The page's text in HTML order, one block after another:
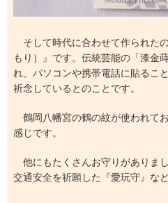
そして時代に合わせて作られた
もり）』です。伝統芸能の「漆金
れ、パソコンや携帯電話に貼るこ
祈念しているとのことです。
鶴岡八幡宮の鶴の紋が使われて
感じです。
他にもたくさんお守りがありま
交通安全を祈願した『愛玩守』な